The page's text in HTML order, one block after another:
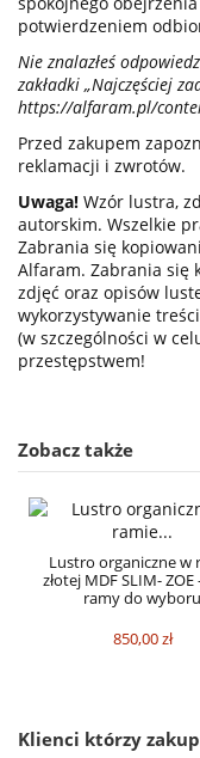
potwierdzeniem
Nie znalazłeś
zakładki „Najczęściej
https://alfaram.pl/
Przed zakupem
reklamacji i zwrotów.
Uwaga! Wzór lustra,
autorskim. Wszelkie
Zabrania się
Alfaram. Zabrania się
zdjęć oraz opisów
wykorzystywanie
(w szczególności w
przestępstwem!
Zobacz także
Lustro organiczne w
złotej MDF SLIM-
ramy do wyboru
850,00 zł
Klienci którzy